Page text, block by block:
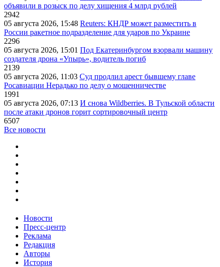
объявили в розыск по делу хищения 4 млрд рублей
2942
05 августа 2026, 15:48 Reuters: КНДР может разместить в
России ракетное подразделение для ударов по Украине
2296
05 августа 2026, 15:01 Под Екатеринбургом взорвали машину
создателя дрона «Упырь», водитель погиб
2139
05 августа 2026, 11:03 Суд продлил арест бывшему главе
Росавиации Нерадько по делу о мошенничестве
1991
05 августа 2026, 07:13 И снова Wildberries. В Тульской области
после атаки дронов горит сортировочный центр
6507
Все новости
Новости
Пресс-центр
Реклама
Редакция
Авторы
История